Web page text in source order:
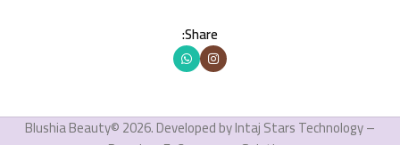
Share:
Blushia Beauty© 2026. Developed by Intaj Stars Technology –